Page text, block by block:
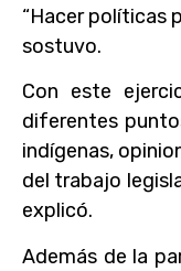
“Hacer políticas
sostuvo.
Con este
diferentes
indígenas,
del trabajo
explicó.
Además de la